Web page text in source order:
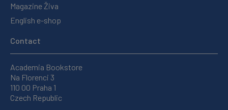
Magazine Živa
English e-shop
Contact
Academia Bookstore
Na Florenci 3
110 00 Praha 1
Czech Republic